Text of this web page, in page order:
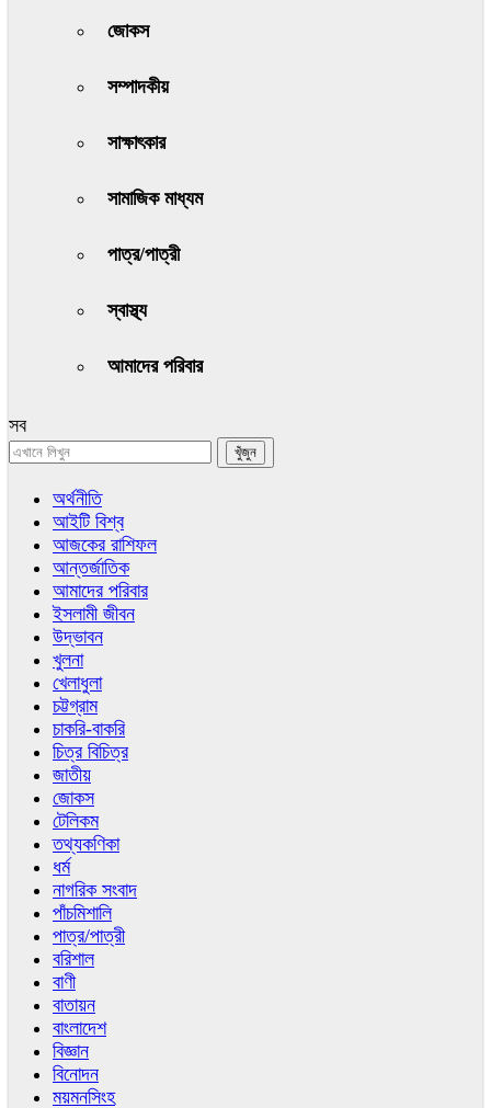
জোকস
সম্পাদকীয়
সাক্ষাৎকার
সামাজিক মাধ্যম
পাত্র/পাত্রী
স্বাস্থ্য
আমাদের পরিবার
সব
অর্থনীতি
আইটি বিশ্ব
আজকের রাশিফল
আন্তর্জাতিক
আমাদের পরিবার
ইসলামী জীবন
উদ্ভাবন
খুলনা
খেলাধুলা
চট্টগ্রাম
চাকরি-বাকরি
চিত্র বিচিত্র
জাতীয়
জোকস
টেলিকম
তথ্যকণিকা
ধর্ম
নাগরিক সংবাদ
পাঁচমিশালি
পাত্র/পাত্রী
বরিশাল
বাণী
বাতায়ন
বাংলাদেশ
বিজ্ঞান
বিনোদন
ময়মনসিংহ